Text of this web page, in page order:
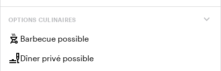
expand_more
OPTIONS CULINAIRES
outdoor_grill Barbecue possible
brunch_diningDîner privé possible